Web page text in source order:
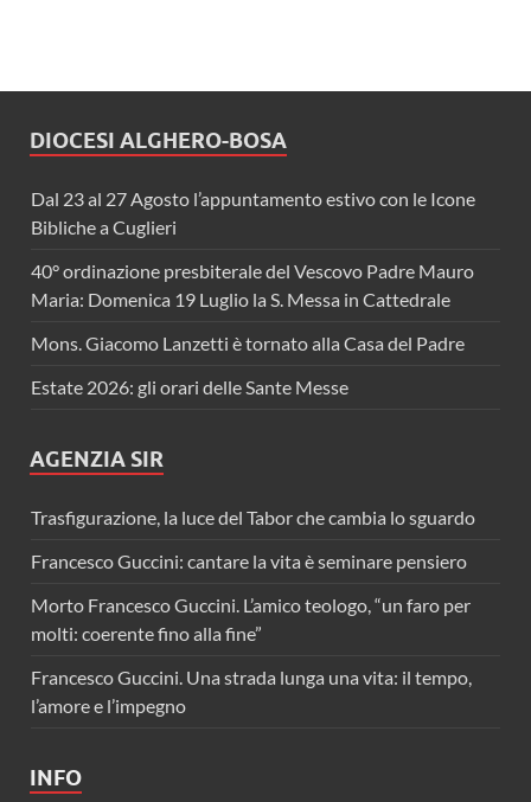
DIOCESI ALGHERO-BOSA
Dal 23 al 27 Agosto l’appuntamento estivo con le Icone
Bibliche a Cuglieri
40° ordinazione presbiterale del Vescovo Padre Mauro
Maria: Domenica 19 Luglio la S. Messa in Cattedrale
Mons. Giacomo Lanzetti è tornato alla Casa del Padre
Estate 2026: gli orari delle Sante Messe
AGENZIA SIR
Trasfigurazione, la luce del Tabor che cambia lo sguardo
Francesco Guccini: cantare la vita è seminare pensiero
Morto Francesco Guccini. L’amico teologo, “un faro per
molti: coerente fino alla fine”
Francesco Guccini. Una strada lunga una vita: il tempo,
l’amore e l’impegno
INFO